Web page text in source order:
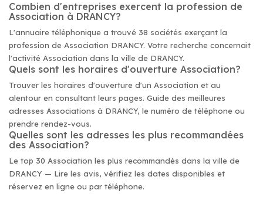
Combien d'entreprises exercent la profession de
Association à DRANCY?
L'annuaire téléphonique a trouvé 38 sociétés exerçant la
profession de Association DRANCY. Votre recherche concernait
l'activité Association dans la ville de DRANCY.
Quels sont les horaires d'ouverture Association?
Trouver les horaires d'ouverture d'un Association et au
alentour en consultant leurs pages. Guide des meilleures
adresses Associations à DRANCY, le numéro de téléphone ou
prendre rendez-vous.
Quelles sont les adresses les plus recommandées
des Association?
Le top 30 Association les plus recommandés dans la ville de
DRANCY — Lire les avis, vérifiez les dates disponibles et
réservez en ligne ou par téléphone.